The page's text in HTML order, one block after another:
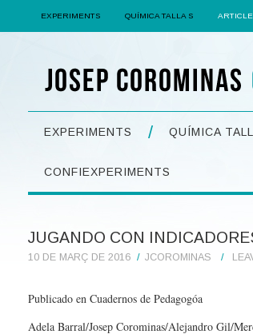
EXPERIMENTS QUÍMICA TALLA S
EXPERIMENTS QUÍMICA
CONFIEXPERIMENTS
JUGANDO CON
10 DE MARÇ DE 2016 JCOROMINAS
Publicado en Cuadernos de Pedagogóa
Adela Barral/Josep Corominas/Alejandro Gil/